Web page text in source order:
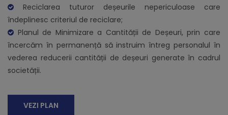
Reciclarea tuturor deșeurile nepericuloase care
îndeplinesc criteriul de reciclare;
Planul de Minimizare a Cantității de Deșeuri, prin care
încercăm în permanență să instruim întreg personalul în
vederea reducerii cantității de deșeuri generate în cadrul
societății.
VEZI PLAN